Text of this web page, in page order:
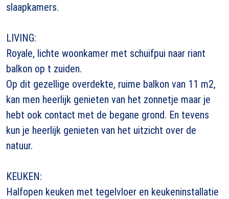
slaapkamers.
LIVING:
Royale, lichte woonkamer met schuifpui naar riant
balkon op t zuiden.
Op dit gezellige overdekte, ruime balkon van 11 m2,
kan men heerlijk genieten van het zonnetje maar je
hebt ook contact met de begane grond. En tevens
kun je heerlijk genieten van het uitzicht over de
natuur.
KEUKEN:
Halfopen keuken met tegelvloer en keukeninstallatie